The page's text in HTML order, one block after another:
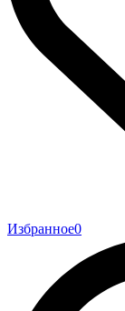
Избранное0